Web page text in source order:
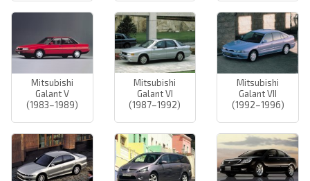
Mitsubishi
Galant V
(1983–1989)
Mitsubishi
Galant VI
(1987–1992)
Mitsubishi
Galant VII
(1992–1996)